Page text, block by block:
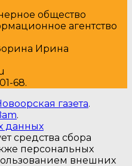
общество
агентство
Ирина
68.
газета.
.
данных
средства сбора
персональных
внешних